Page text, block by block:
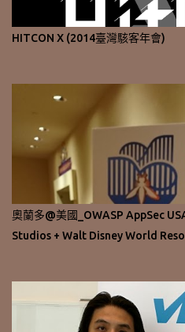
HITCON X (2014臺灣駭客年會)
奧蘭多@美國_OWASP AppSec
Studios + Walt Disney World